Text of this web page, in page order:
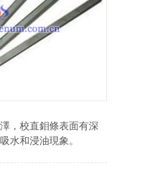
，校直鉬條表面有深
水和浸油現象。